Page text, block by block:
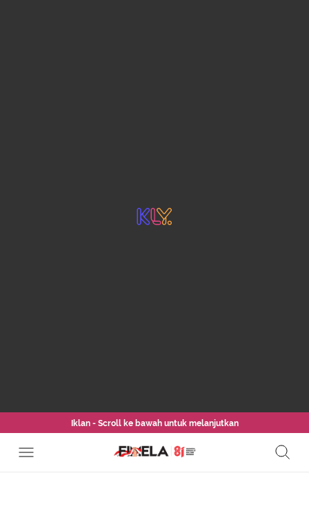
Iklan - Scroll ke bawah untuk melanjutkan